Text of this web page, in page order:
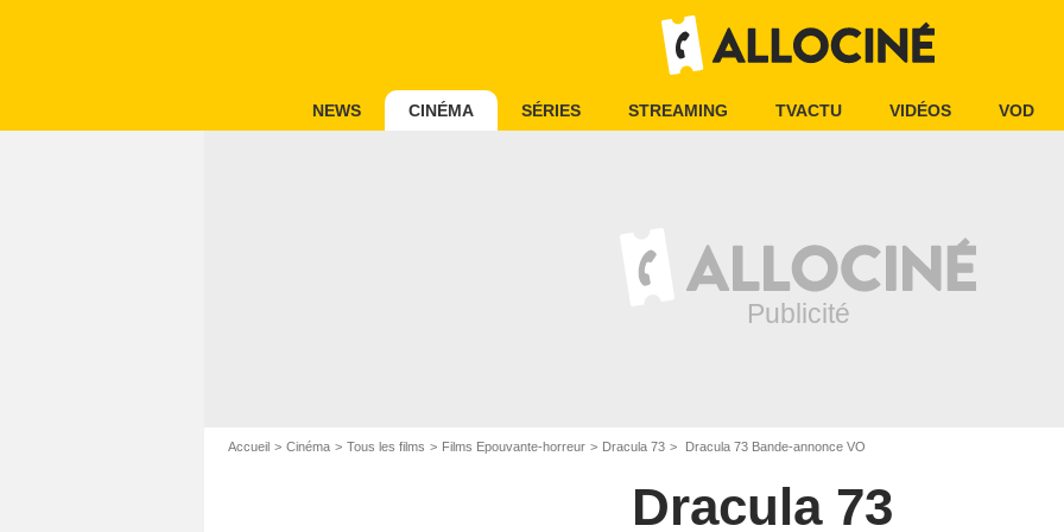
NEWS CINÉMA SÉRIES STREAMING TVACTU VIDÉOS VOD
Accueil Cinéma Tous les films Films Epouvante-horreur Dracula 73 Dracula 73 Bande-annonce VO
Dracula 73